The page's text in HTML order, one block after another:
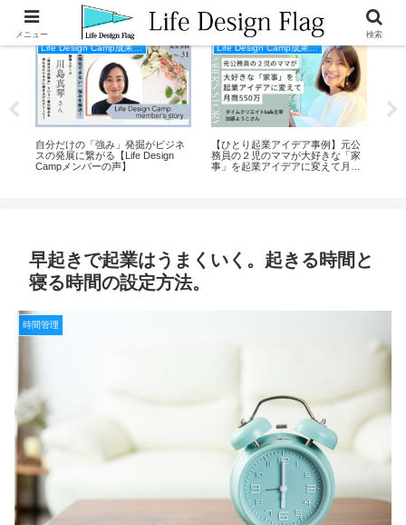
Life Design Camp成果事例
自分だけの「強み」発掘がビジネ
スの発展に繋がる【Life Design
Campメンバーの声】
Life Design Camp成果事例
【ひとり起業アイデア事例】元公
務員の２児のママが大好きな「家
事」を起業アイデアに変えて月商
早起きで起業はうまくいく。起きる時間と
寝る時間の設定方法。
時間管理
メニュー 検索